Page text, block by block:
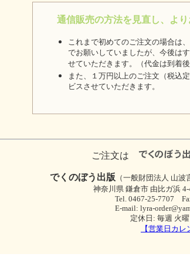
通信販売の方法を見直し、よ
これまで初めてのご注文の場合は
でお願いしていましたが、今後は
せていただきます。（代金は到着後
また、１万円以上のご注文（税込
ビスさせていただきます。
ご注文は
でくのぼう出版 （一般財団法人 山
神奈川県 鎌倉市 由比ガ浜
Tel. 0467-25-7707
E-mail: lyra-
定休日: 毎週 火
【営業日カレ